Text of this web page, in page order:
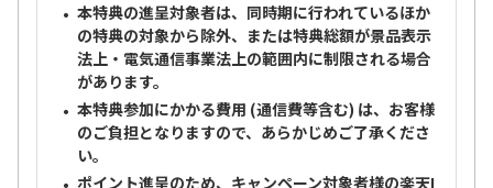
本特典の進呈対象者は、同時期に行われているほか
の特典の対象から除外、または特典総額が景品表示
法上・電気通信事業法上の範囲内に制限される場合
があります。
本特典参加にかかる費用 (通信費等含む) は、お客様
のご負担となりますので、あらかじめご了承くださ
い。
ポイント進呈のため、キャンペーン対象者様の楽天I